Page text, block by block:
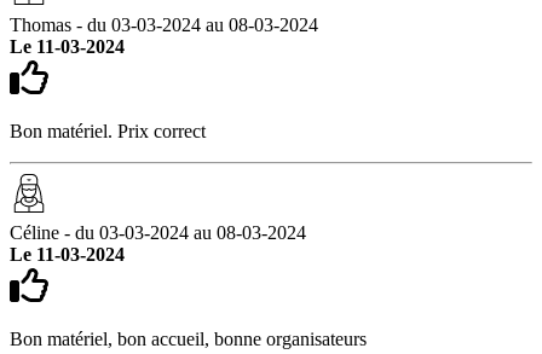
Thomas - du 03-03-2024 au 08-03-2024
Le 11-03-2024
Bon matériel. Prix correct
Céline - du 03-03-2024 au 08-03-2024
Le 11-03-2024
Bon matériel, bon accueil, bonne organisateurs